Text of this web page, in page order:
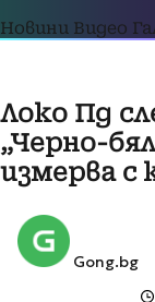
Новини Видео
Локо Пд
„Черно-
измерва с
Gong.bg